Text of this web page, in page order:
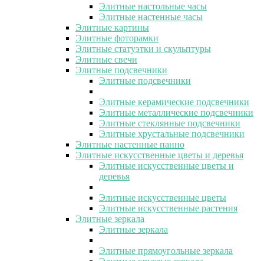
Элитные настольные часы
Элитные настенные часы
Элитные картины
Элитные фоторамки
Элитные статуэтки и скульптуры
Элитные свечи
Элитные подсвечники
Элитные подсвечники
Элитные керамические подсвечники
Элитные металлические подсвечники
Элитные стеклянные подсвечники
Элитные хрустальные подсвечники
Элитные настенные панно
Элитные искусственные цветы и деревья
Элитные искусственные цветы и
деревья
Элитные искусственные цветы
Элитные искусственные растения
Элитные зеркала
Элитные зеркала
Элитные прямоугольные зеркала